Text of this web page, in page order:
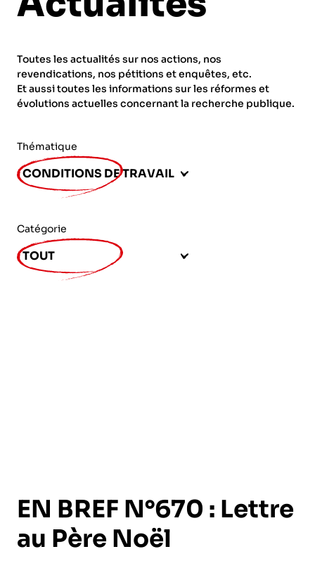
Fonction publique
Actions spécifiques
ORGANISMES
CNRS – Centre national de la recherche
scientifique
INRIA - Institut national de recherche en
INSERM – Institut national de la santé et de la
recherche médicale
développement
INED – Institut national d’études
démographiques
AGENDA
PUBLICATIONS
ADHÉRER
Toutes les actualités sur nos actions, nos
revendications, nos pétitions et enquêtes, etc.
Et aussi toutes les informations sur les réformes et
évolutions actuelles concernant la recherche publique.
Thématique
CONDITIONS DE TRAVAIL
Catégorie
TOUT
EN BREF N°670 : Lettre
au Père Noël